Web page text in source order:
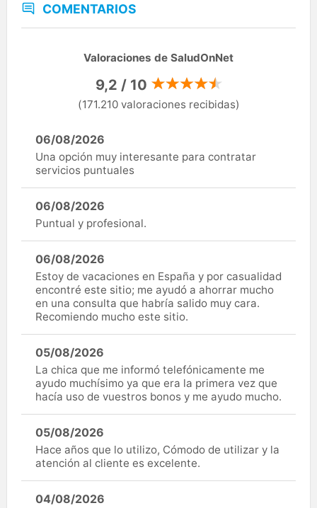
COMENTARIOS
Valoraciones de SaludOnNet
9,2 / 10
(171.210 valoraciones recibidas)
06/08/2026
Una opción muy interesante para contratar
servicios puntuales
06/08/2026
Puntual y profesional.
06/08/2026
Estoy de vacaciones en España y por casualidad
encontré este sitio; me ayudó a ahorrar mucho
en una consulta que habría salido muy cara.
Recomiendo mucho este sitio.
05/08/2026
La chica que me informó telefónicamente me
ayudo muchísimo ya que era la primera vez que
hacía uso de vuestros bonos y me ayudo mucho.
05/08/2026
Hace años que lo utilizo, Cómodo de utilizar y la
atención al cliente es excelente.
04/08/2026